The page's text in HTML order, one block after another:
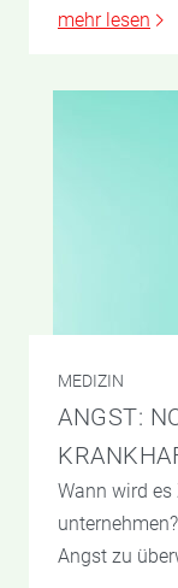
mehr lesen
MEDIZIN
ANGST:
Wann wird es
Angst zu